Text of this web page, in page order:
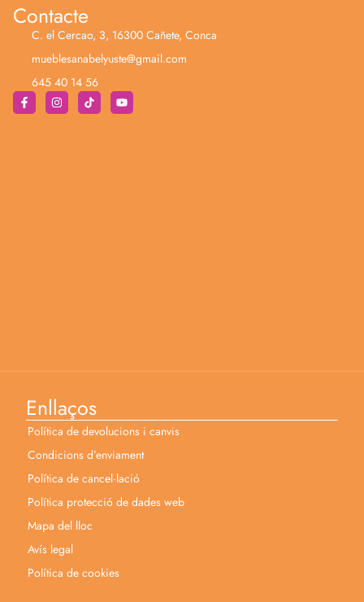
Contacte
C. el Cercao, 3, 16300 Cañete, Conca
mueblesanabelyuste@gmail.com
645 40 14 56
Enllaços
Política de devolucions i canvis
Condicions d’enviament
Política de cancel·lació
Política protecció de dades web
Mapa del lloc
Avís legal
Política de cookies